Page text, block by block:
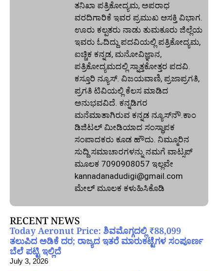
ತನಿಖಾ ಪತ್ರಿಕೋದ್ಯಮ, ಅಪರಾಧ
ವರದಿಗಾರಿಕೆ ಇವರ ಪ್ರಮುಖ ಆಸಕ್ತಿ ವಿಭಾಗ.
ಊರು ಕಲ್ಪತರು ನಾಡು ತುಮಕೂರು ಜಿಲ್ಲೆಯ
ಇವರು ಓದಿದ್ದು ಪದವಿಯಲ್ಲಿ ಪತ್ರಿಕೋದ್ಯಮ,
ಐಚ್ಚಿಕ ಕನ್ನಡ, ಮನೋವಿಜ್ಞಾನ,
ಪತ್ರಿಕೋದ್ಯಮದಲ್ಲಿ ಸ್ನಾತ್ತಕೋತ್ತರ ಪದವಿ.
ಕಸ್ತೂರಿ ನ್ಯೂಸ್‌. ವಿಜಯವಾಣಿ, ಪ್ರಜಾಪ್ರಗತಿ,
ಪ್ರಗತಿ ಟಿವಿಯಲ್ಲಿ ಕೆಲಸ ಮಾಡಿದ
ಅನುಭವವಿದೆ. ಕನ್ನಡಿಗರ
ಮನೆಮಾತಾಗಿರುವ ಕನ್ನಡ ನ್ಯೂಸ್‌ನೌ.ಕಾಂ
ಡಿಜಿಟಲ್‌ ಮೀಡಿಯಾದ ಸಂಸ್ಥಾಪಕ
ಸಂಪಾದಕರು ಕೂಡ ಹೌದು. ನಿಮ್ಮೂರಿನ
ಸುದ್ದಿ ಸಮಾಚಾರಗಳನ್ನು ನಮಗೆ ವಾಟ್ಸಪ್‌
ಮೂಲಕ 7090908057 ಇಲ್ಲವೇ
kannadanadudigi@gmail.com
ಮೇಲ್‌ ಮೂಲಕ ಕಳುಹಿಸಿಕೊಡಿ
RECENT NEWS
Today Aeronut Price: ಶಿವಮೊಗ್ಗದಲ್ಲಿ ₹88,099
ತಲುಪಿದ ಅಡಿಕೆ ದರ; ರಾಜ್ಯದ ಇತರೆ ಮಾರುಕಟ್ಟೆಗಳ ಸಂಪೂರ್ಣ
ಬೆಲೆ ಪಟ್ಟಿ ಇಲ್ಲಿದೆ
July 3, 2026